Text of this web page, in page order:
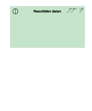
Resultaten delen